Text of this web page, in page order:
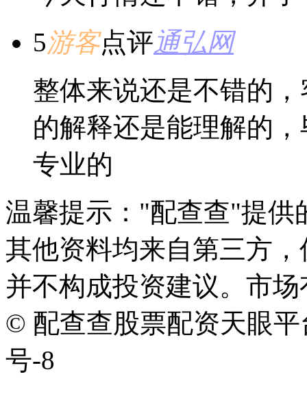
5游客点评通弘网
整体来说还是不错的
的解释还是能理解的
专业的
温馨提示："配查查"提供
其他资料均来自第三方
并不构成投资建议。市
© 配查查股票配资天眼平
号-8